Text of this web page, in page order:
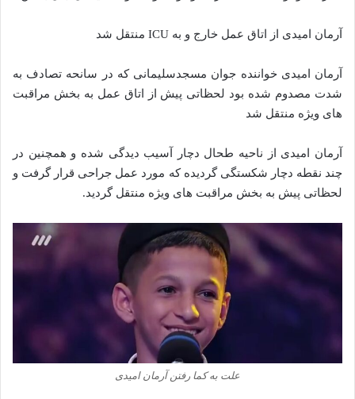
‌آرمان امیدی از اتاق عمل خارج و به ICU منتقل شد
آرمان امیدی خواننده جوان مسجدسلیمانی که در سانحه تصادف به
شدت مصدوم شده بود لحظاتی پیش از اتاق عمل به بخش مراقبت
های ویژه منتقل شد
‌آرمان امیدی از ناحیه طحال دچار آسیب دیدگی شده‌ و همچنین در
چند نقطه دچار شکستگی گردیده که مورد عمل جراحی قرار گرفت و
لحظاتی پیش به بخش مراقبت های ویژه منتقل گردید.
علت به کما رفتن آرمان امیدی